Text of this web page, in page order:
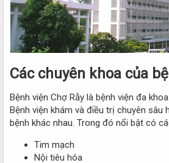
Các chuyên khoa của
Bệnh viện Chợ Rẫy là bệnh viện đa
Bệnh viện khám và điều trị chuyên sâu
bệnh khác nhau. Trong đó nổi bật có
Tim mạch
Nội tiêu hóa